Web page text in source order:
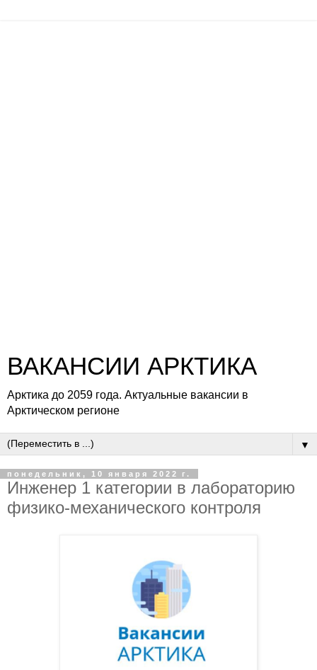
ВАКАНСИИ АРКТИКА
Арктика до 2059 года. Актуальные вакансии в
Арктическом регионе
▼
понедельник, 10 января 2022 г.
Инженер 1 категории в лабораторию
физико-механического контроля